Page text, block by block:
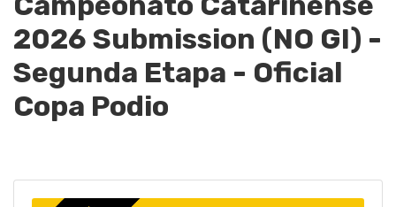
2026 Submission (NO GI) -
Segunda Etapa - Oficial
Copa Podio